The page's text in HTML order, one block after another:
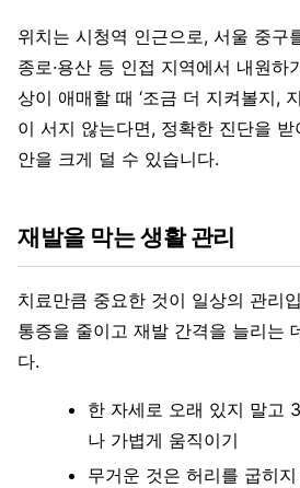
위치는 시청역 인근으로, 서울 중구
종로·용산 등 인접 지역에서 내원하
상이 애매할 때 ‘조금 더 지켜볼지,
이 서지 않는다면, 정확한 진단을
안을 크게 덜 수 있습니다.
재발을 막는 생활 관리
치료만큼 중요한 것이 일상의 관리
통증을 줄이고 재발 간격을 늘리는
다.
한 자세로 오래 있지 말고
나 가볍게 움직이기
무거운 것은 허리를 굽히